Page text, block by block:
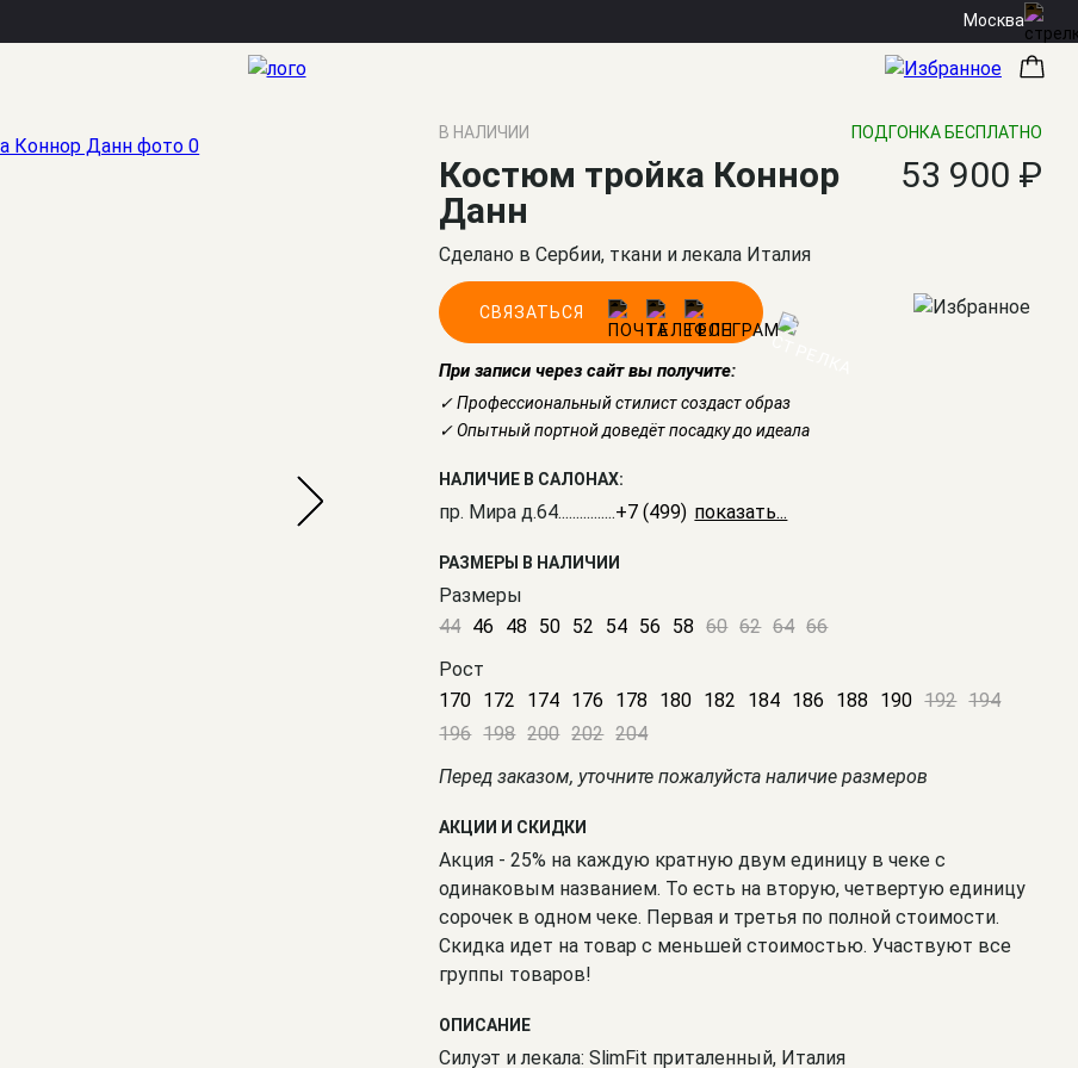
Москва
В НАЛИЧИИ ПОДГОНКА БЕСПЛАТНО
Костюм тройка Коннор
Данн
53 900 ₽
Сделано в Сербии, ткани и лекала Италия
СВЯЗАТЬСЯ
При записи через сайт вы получите:
✓ Профессиональный стилист создаст образ
✓ Опытный портной доведёт посадку до идеала
НАЛИЧИЕ В САЛОНАХ:
пр. Мира д.64................+7 (499) 350-51-05
РАЗМЕРЫ В НАЛИЧИИ
Размеры
44 46 48 50 52 54 56 58 60 62 64 66
Рост
170 172 174 176 178 180 182 184 186 188 190 192 194
196 198 200 202 204
Перед заказом, уточните пожалуйста наличие размеров
АКЦИИ И СКИДКИ
Акция - 25% на каждую кратную двум единицу в чеке с
одинаковым названием. То есть на вторую, четвертую единицу
сорочек в одном чеке. Первая и третья по полной стоимости.
Скидка идет на товар с меньшей стоимостью. Участвуют все
группы товаров!
ОПИСАНИЕ
Силуэт и лекала: SlimFit приталенный, Италия